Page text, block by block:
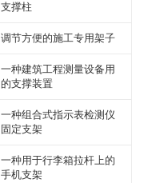
支撑柱
调节方便的施工专用架子
一种建筑工程测量设备用
的支撑装置
一种组合式指示表检测仪
固定支架
一种用于行李箱拉杆上的
手机支架